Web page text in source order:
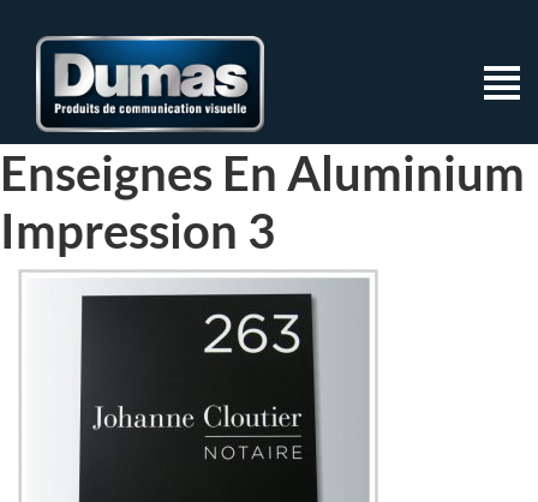
Enseignes En Aluminium
Impression 3